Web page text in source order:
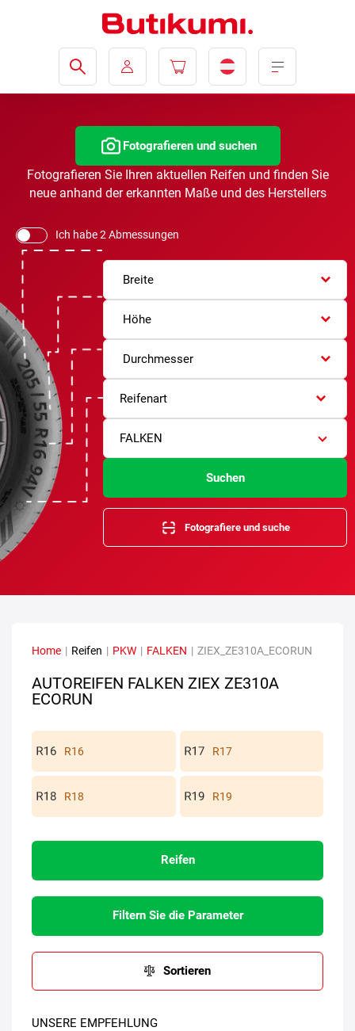
Fotografieren und suchen
Fotografieren Sie Ihren aktuellen Reifen und finden Sie
neue anhand der erkannten Maße und des Herstellers
Ich habe 2 Abmessungen
Breite
Höhe
Durchmesser
Reifenart
FALKEN
Suchen
Fotografiere und suche
Home | Reifen | PKW | FALKEN | ZIEX_ZE310A_ECORUN
AUTOREIFEN FALKEN ZIEX ZE310A
ECORUN
R16 R17
R18 R19
Reifen
Filtern Sie die Parameter
Sortieren
UNSERE EMPFEHLUNG